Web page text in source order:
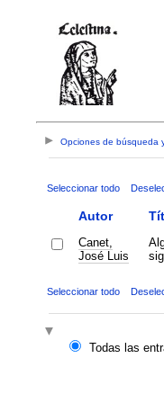
Opciones de búsqueda
Seleccionar todo
Autor
Canet,
José Luis
Seleccionar todo
Todas las